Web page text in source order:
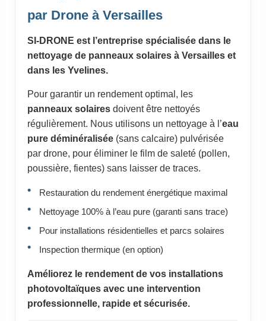
par Drone à Versailles
SI-DRONE est l’entreprise spécialisée dans le
nettoyage de panneaux solaires à Versailles et
dans les Yvelines.
Pour garantir un rendement optimal, les
panneaux solairesdoivent être nettoyés
régulièrement. Nous utilisons un nettoyage à l’eau
pure déminéralisée(sans calcaire) pulvérisée
par drone, pour éliminer le film de saleté (pollen,
poussière, fientes) sans laisser de traces.
Restauration du rendement énergétique maximal
Nettoyage 100% à l’eau pure (garanti sans trace)
Pour installations résidentielles et parcs solaires
Inspection thermique (en option)
Améliorez le rendement de vos installations
photovoltaïques avec une intervention
professionnelle, rapide et sécurisée.